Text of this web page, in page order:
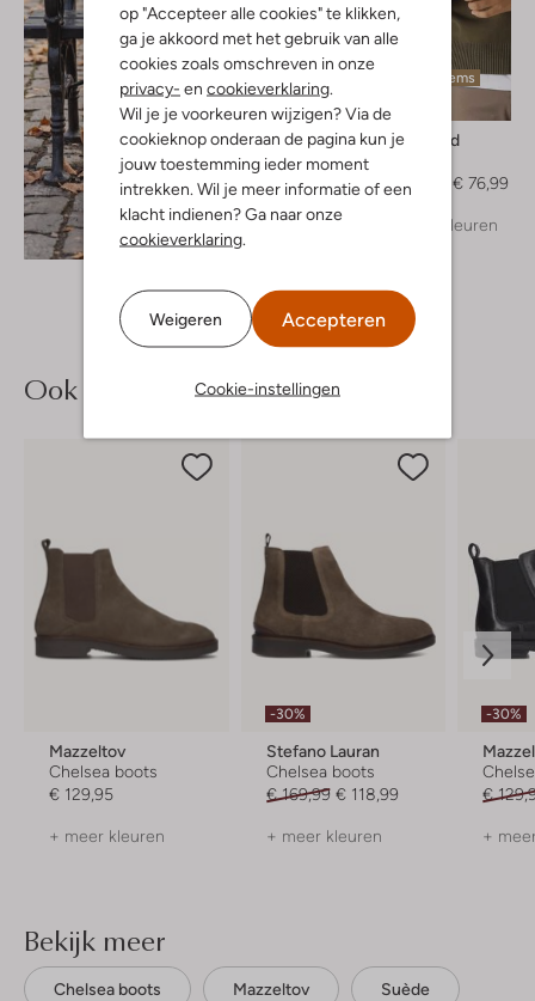
op "Accepteer alle cookies" te klikken,
ga je akkoord met het gebruik van alle
cookies zoals omschreven in onze
privacy- en cookieverklaring.
Wil je je voorkeuren wijzigen? Via de
cookieknop onderaan de pagina kun je
jouw toestemming ieder moment
intrekken. Wil je meer informatie of een
klacht indienen? Ga naar onze
cookieverklaring.
Weigeren Accepteren
Cookie-instellingen
Ontdek de look
Laatste items
Dstrezzed
€ 109,95
€ 76,99
+ meer kleuren
Ook iets voor jou?
Mazzeltov
Chelsea boots
€ 129,95
+ meer kleuren
-30%
Stefano Lauran
Chelsea boots
€ 169,99 € 118,99
+ meer kleuren
-30%
€
+
Bekijk meer
Chelsea boots Mazzeltov Suède